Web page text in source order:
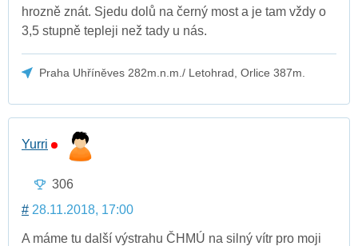
hrozně znát. Sjedu dolů na černý most a je tam vždy o
3,5 stupně tepleji než tady u nás.
Praha Uhříněves 282m.n.m./ Letohrad, Orlice 387m.
Yurri
306
# 28.11.2018, 17:00
A máme tu další výstrahu ČHMÚ na silný vítr pro moji